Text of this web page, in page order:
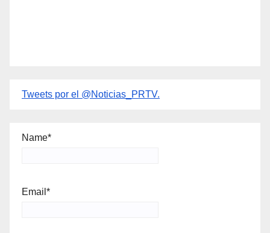
Tweets por el @Noticias_PRTV.
Name*
Email*